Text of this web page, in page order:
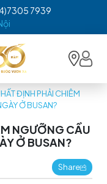
7939
ĐỊNH PHẢI CHIÊM
Ở BUSAN?
NGƯỠNG CẦU
Ở BUSAN?
Share